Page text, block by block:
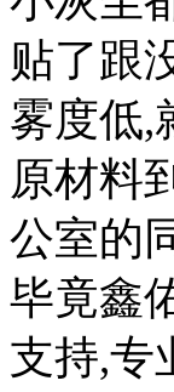
贴了跟
雾度低,
原材料
公室的
毕竟鑫
支持,专